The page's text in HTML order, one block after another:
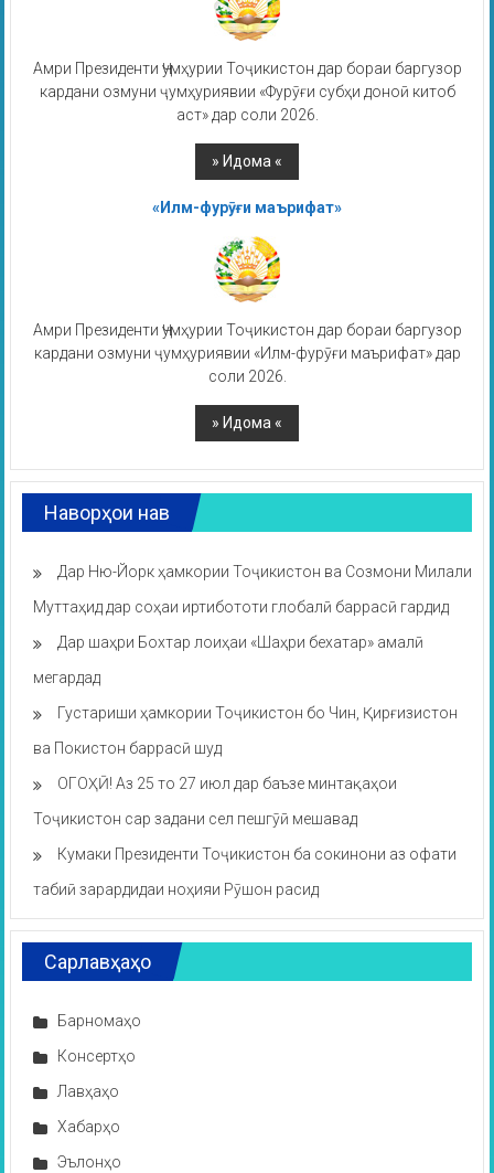
Амри Президенти Ҷумҳурии Тоҷикистон дар бораи баргузор
кардани озмуни ҷумҳуриявии «Фурӯғи субҳи доноӣ китоб
аст» дар соли 2026.
«Илм-фурӯғи маърифат»
Амри Президенти Ҷумҳурии Тоҷикистон дар бораи баргузор
кардани озмуни ҷумҳуриявии «Илм-фурӯғи маърифат» дар
соли 2026.
Наворҳои нав
Дар Ню-Йорк ҳамкории Тоҷикистон ва Созмони Милали
Муттаҳид дар соҳаи иртибототи глобалӣ баррасӣ гардид
Дар шаҳри Бохтар лоиҳаи «Шаҳри бехатар» амалӣ
мегардад
Густариши ҳамкории Тоҷикистон бо Чин, Қирғизистон
ва Покистон баррасӣ шуд
ОГОҲӢ! Аз 25 то 27 июл дар баъзе минтақаҳои
Тоҷикистон сар задани сел пешгӯӣ мешавад
Кумаки Президенти Тоҷикистон ба сокинони аз офати
табиӣ зарардидаи ноҳияи Рӯшон расид
Сарлавҳаҳо
Барномаҳо
Консертҳо
Лавҳаҳо
Хабарҳо
Эълонҳо